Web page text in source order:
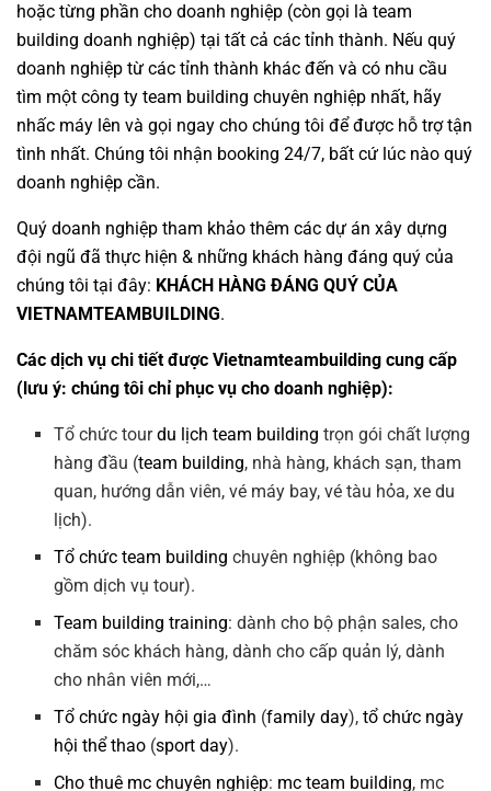
hoặc từng phần cho doanh nghiệp (còn gọi là team
building doanh nghiệp) tại tất cả các tỉnh thành. Nếu quý
doanh nghiệp từ các tỉnh thành khác đến và có nhu cầu
tìm một công ty team building chuyên nghiệp nhất, hãy
nhấc máy lên và gọi ngay cho chúng tôi để được hỗ trợ tận
tình nhất. Chúng tôi nhận booking 24/7, bất cứ lúc nào quý
doanh nghiệp cần.
Quý doanh nghiệp tham khảo thêm các dự án xây dựng
đội ngũ đã thực hiện & những khách hàng đáng quý của
chúng tôi tại đây: KHÁCH HÀNG ĐÁNG QUÝ CỦA
VIETNAMTEAMBUILDING.
Các dịch vụ chi tiết được Vietnamteambuilding cung cấp
(lưu ý: chúng tôi chỉ phục vụ cho doanh nghiệp):
Tổ chức tourdu lịch team building trọn gói chất lượng
hàng đầu (team building, nhà hàng, khách sạn, tham
quan, hướng dẫn viên, vé máy bay, vé tàu hỏa, xe du
lịch).
Tổ chức team building chuyên nghiệp (không bao
gồm dịch vụ tour).
Team building training: dành cho bộ phận sales, cho
chăm sóc khách hàng, dành cho cấp quản lý, dành
cho nhân viên mới,…
Tổ chức ngày hội gia đình (family day),tổ chức ngày
hội thể thao (sport day).
Cho thuê mc chuyên nghiệp: mc team building, mc